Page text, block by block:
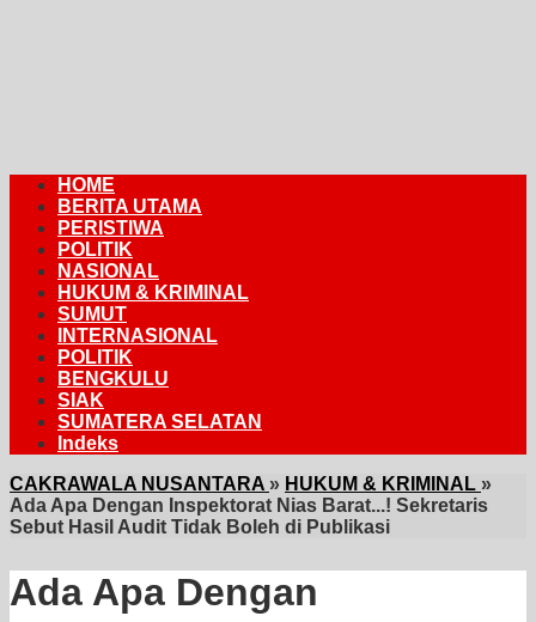
HOME
BERITA UTAMA
PERISTIWA
POLITIK
NASIONAL
HUKUM & KRIMINAL
SUMUT
INTERNASIONAL
POLITIK
BENGKULU
SIAK
SUMATERA SELATAN
Indeks
CAKRAWALA NUSANTARA » HUKUM & KRIMINAL »
Ada Apa Dengan Inspektorat Nias Barat...! Sekretaris
Sebut Hasil Audit Tidak Boleh di Publikasi
Ada Apa Dengan